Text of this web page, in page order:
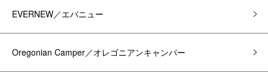
EVERNEW／エバニュー
Oregonian Camper／オレゴニアンキャンパー